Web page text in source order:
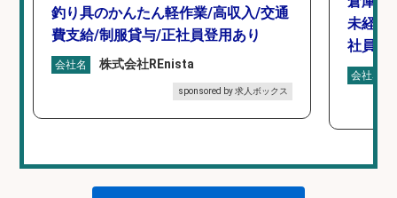
釣り具のかんたん軽作業/高収入/交通
費支給/制服貸与/正社員登用あり
会社名 株式会社REnista
sponsored by 求人ボックス
未経験
社員登
会社名